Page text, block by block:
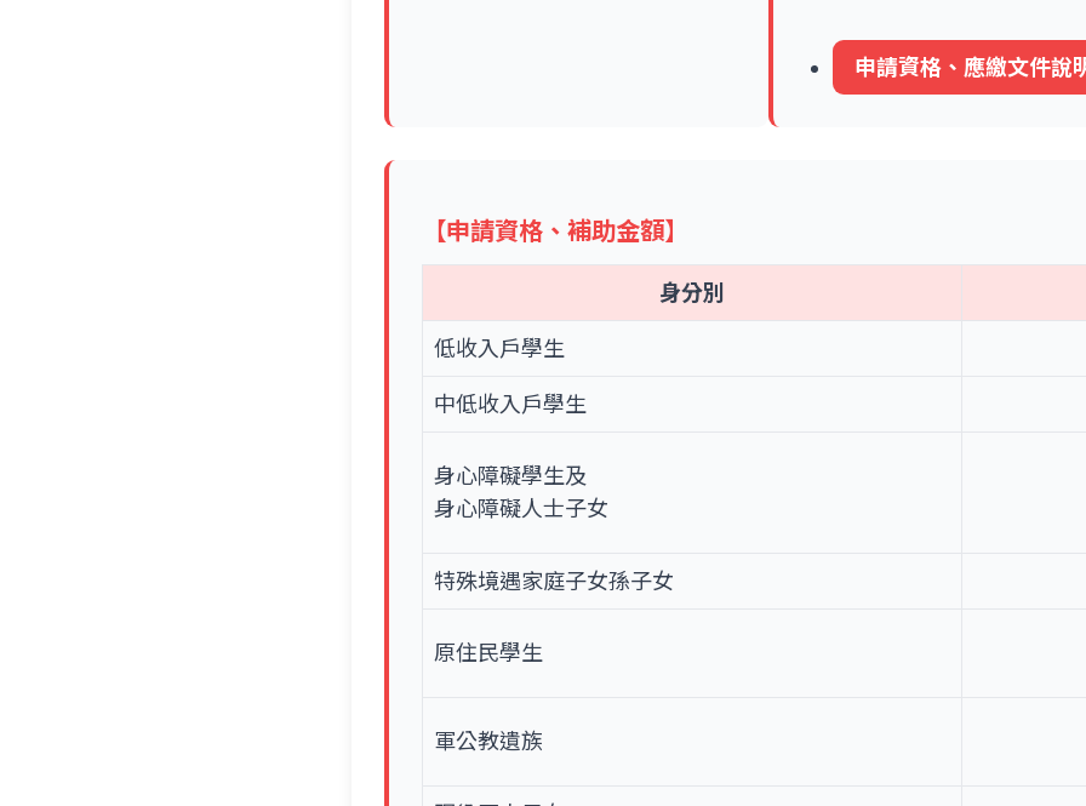
申請資格、應繳文件說
【申請資格、補助金額】
身分別
低收入戶學生
中低收入戶學生
身心障礙學生及
身心障礙人士子女
特殊境遇家庭子女孫子女
原住民學生
軍公教遺族